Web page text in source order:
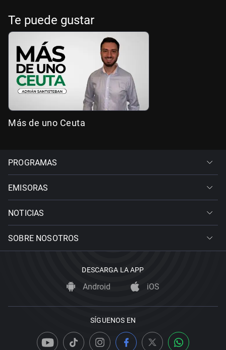
Te puede gustar
Más de uno Ceuta
PROGRAMAS
EMISORAS
NOTICIAS
SOBRE NOSOTROS
DESCARGA LA APP
Android iOS
SÍGUENOS EN